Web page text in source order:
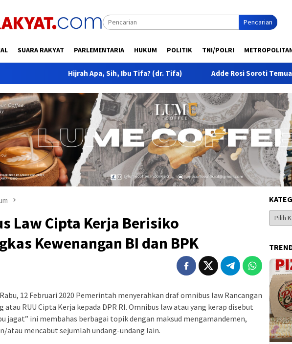
Pencarian
SUARA RAKYAT PARLEMENTARIA HUKUM POLITIK TNI/POLRI
Hijrah Apa, Sih, Ibu Tifa? (dr. Tifa) Adde Rosi Soroti Temuan Senjata,
Law Cipta Kerja Berisiko
Kewenangan BI dan BPK
12 Februari 2020 Pemerintah menyerahkan draf omnibus law Rancangan
atau RUU Cipta Kerja kepada DPR RI. Omnibus law atau yang kerap disebut
jagat” ini membahas berbagai topik dengan maksud mengamandemen,
atau mencabut sejumlah undang-undang lain.
Berita